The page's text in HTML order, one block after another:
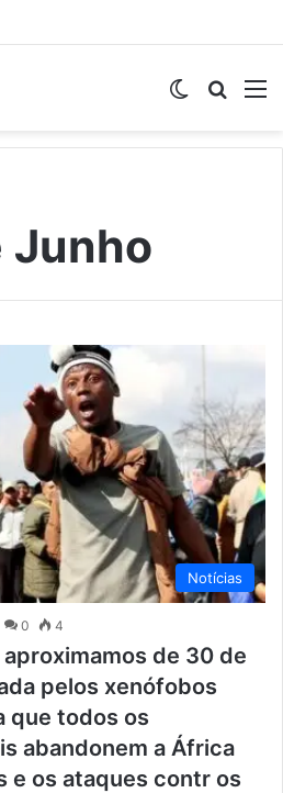
Switch skin
Junho
Notícias
0 4
de 30 de
pelos xenófobos
que todos os
abandonem a África
e os ataques contr os